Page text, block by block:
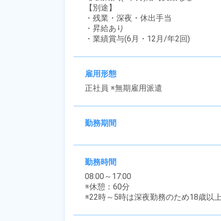
【別途】
・残業・深夜・休出手当
・昇給あり
・業績賞与(6月・12月/年2回)
雇用形態
正社員 ※無期雇用派遣
勤務期間
勤務時間
08:00～17:00
※休憩：60分
※22時～5時は深夜勤務のため18歳以